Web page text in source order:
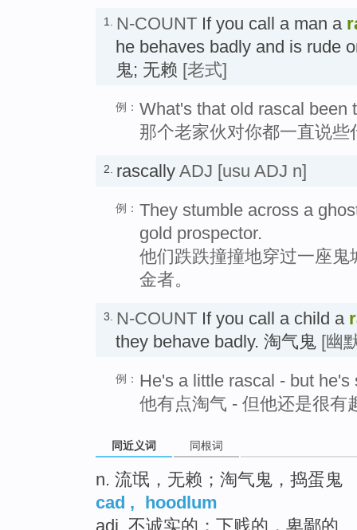
1. N-COUNT If you call a man a
he behaves badly and is rude
鬼; 无赖 [老式]
例： What's that old rascal been
那个老家伙对你都一直说些
2. rascally ADJ [usu ADJ n]
例： They stumble across a
gold prospector.
他们跌跌撞撞地穿过一座
金者。
3. N-COUNT If you call a child a
they behave badly. 淘气鬼 [幽
例： He's a little rascal - but he's
他有点淘气 - 但他还是很有
同近义词 同根词
n. 流氓，无赖；淘气鬼，捣蛋鬼
cad , hoodlum
adj. 不诚实的；下贱的，卑鄙的